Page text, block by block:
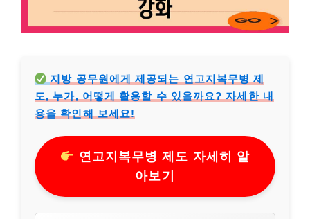
지방 공무원에게 제공되는 연고지복무병 제
도, 누가, 어떻게 활용할 수 있을까요? 자세한 내
용을 확인해 보세요!
연고지복무병 제도 자세히 알
아보기